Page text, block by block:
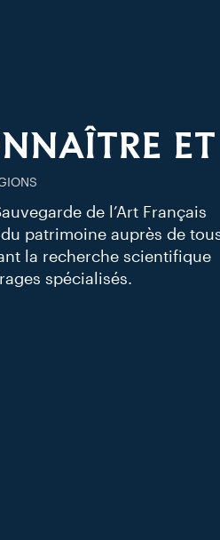
de l’Art Français
patrimoine auprès de
la recherche scientifique
spécialisés.